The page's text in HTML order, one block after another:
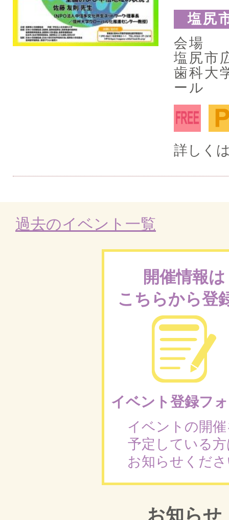
塩尻
会場
塩尻市
歯科大
ール
詳しく
過去のイベント一覧
開催情報は
こちらから登
イベント登録フ
イベントの開
予定している
お知らせくだ
お知らせ